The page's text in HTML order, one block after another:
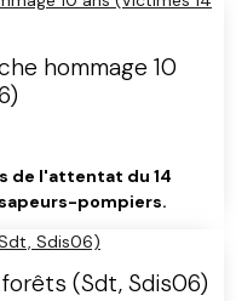
hommage 10
de l'attentat du 14
pompiers.
(Sdt, Sdis06)